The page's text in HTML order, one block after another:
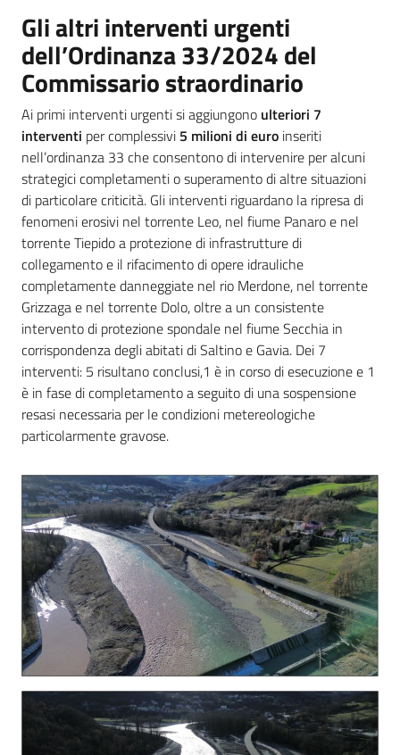
Gli altri interventi urgenti
dell’Ordinanza 33/2024 del
Commissario straordinario
Ai primi interventi urgenti si aggiungono ulteriori 7
interventi per complessivi 5 milioni di euro inseriti
nell’ordinanza 33 che consentono di intervenire per alcuni
strategici completamenti o superamento di altre situazioni
di particolare criticità. Gli interventi riguardano la ripresa di
fenomeni erosivi nel torrente Leo, nel fiume Panaro e nel
torrente Tiepido a protezione di infrastrutture di
collegamento e il rifacimento di opere idrauliche
completamente danneggiate nel rio Merdone, nel torrente
Grizzaga e nel torrente Dolo, oltre a un consistente
intervento di protezione spondale nel fiume Secchia in
corrispondenza degli abitati di Saltino e Gavia. Dei 7
interventi: 5 risultano conclusi,1 è in corso di esecuzione e 1
è in fase di completamento a seguito di una sospensione
resasi necessaria per le condizioni metereologiche
particolarmente gravose.